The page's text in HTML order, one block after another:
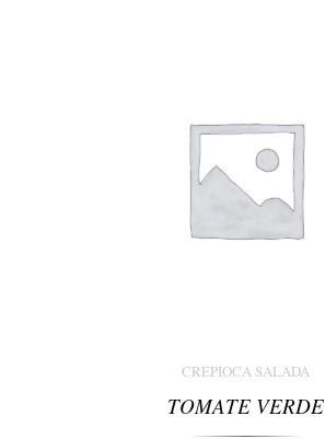
CREPIOCA SALADA
TOMATE VERDE